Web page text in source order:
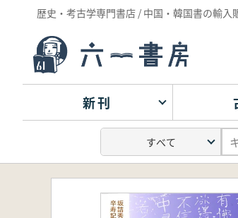
歴史・考古学専門書店 / 中国・韓国書の輸入
新刊